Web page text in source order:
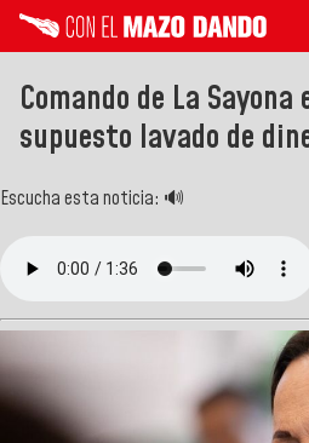
Comando de La
supuesto lavado de
Escucha esta noticia: 🔊